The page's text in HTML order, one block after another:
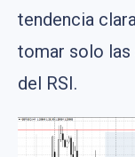
tendencia
tomar solo las
del RSI.